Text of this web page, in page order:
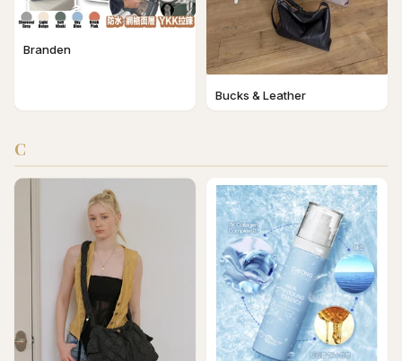
Branden
Bucks & Leather
C